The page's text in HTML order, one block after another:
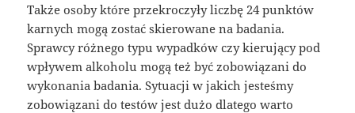
Także osoby które przekroczyły liczbę 24 punktów
karnych mogą zostać skierowane na badania.
Sprawcy różnego typu wypadków czy kierujący pod
wpływem alkoholu mogą też być zobowiązani do
wykonania badania. Sytuacji w jakich jesteśmy
zobowiązani do testów jest dużo dlatego warto